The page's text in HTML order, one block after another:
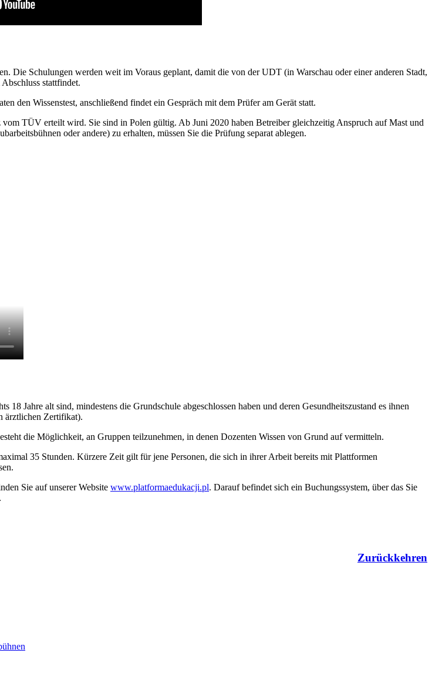
Die Schulungen werden weit im Voraus geplant, damit die von der UDT (in Warschau oder einer anderen Stadt,
stattfindet.
den Wissenstest, anschließend findet ein Gespräch mit dem Prüfer am Gerät statt.
TÜV erteilt wird. Sie sind in Polen gültig. Ab Juni 2020 haben Betreiber gleichzeitig Anspruch auf Mast und
oder andere) zu erhalten, müssen Sie die Prüfung separat ablegen.
Jahre alt sind, mindestens die Grundschule abgeschlossen haben und deren Gesundheitszustand es ihnen
ärztlichen Zertifikat).
die Möglichkeit, an Gruppen teilzunehmen, in denen Dozenten Wissen von Grund auf vermitteln.
35 Stunden. Kürzere Zeit gilt für jene Personen, die sich in ihrer Arbeit bereits mit Plattformen
Sie auf unserer Website www.platformaedukacji.pl. Darauf befindet sich ein Buchungssystem, über das Sie
Zurückkehren